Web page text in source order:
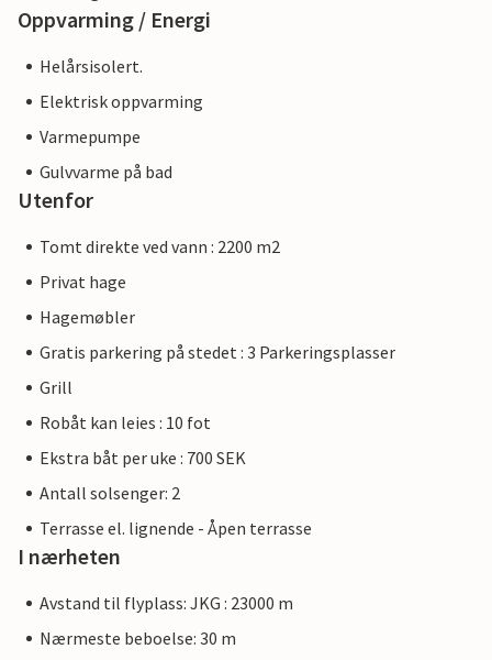
Oppvarming / Energi
Helårsisolert.
Elektrisk oppvarming
Varmepumpe
Gulvvarme på bad
Utenfor
Tomt direkte ved vann : 2200 m2
Privat hage
Hagemøbler
Gratis parkering på stedet : 3 Parkeringsplasser
Grill
Robåt kan leies : 10 fot
Ekstra båt per uke : 700 SEK
Antall solsenger: 2
Terrasse el. lignende - Åpen terrasse
I nærheten
Avstand til flyplass: JKG : 23000 m
Nærmeste beboelse: 30 m